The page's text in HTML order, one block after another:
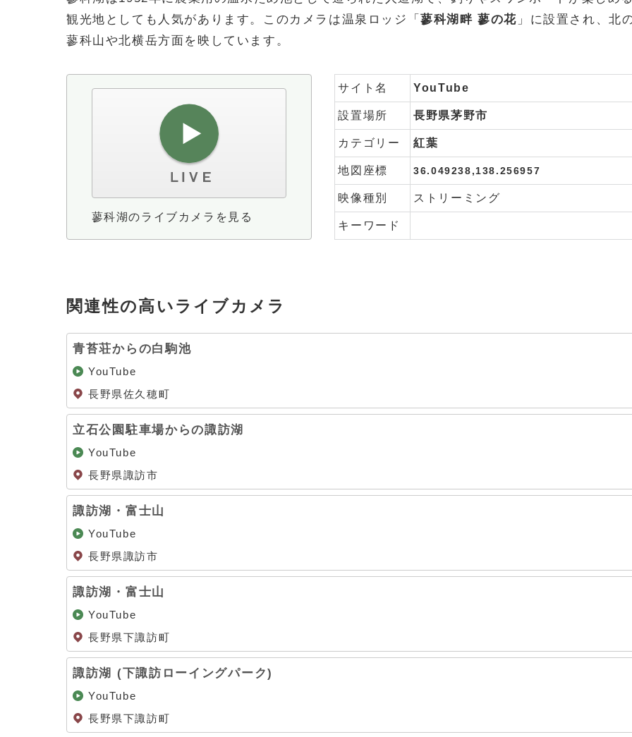
観光地としても人気があります。このカメラは温泉ロッジ「蓼科湖畔 蓼の花 」に設置され、北
蓼科山や北横岳方面を映しています。
蓼科湖のライブカメラを見る
サイト名 YouTube
設置場所 長野県茅野市
カテゴリー 紅葉
地図座標 36.049238,138.256957
映像種別 ストリーミング
キーワード
関連性の高いライブカメラ
青苔荘からの白駒池
YouTube
長野県佐久穂町
立石公園駐車場からの諏訪湖
YouTube
長野県諏訪市
諏訪湖・富士山
YouTube
長野県諏訪市
諏訪湖・富士山
YouTube
長野県下諏訪町
諏訪湖 (下諏訪ローイングパーク)
YouTube
長野県下諏訪町